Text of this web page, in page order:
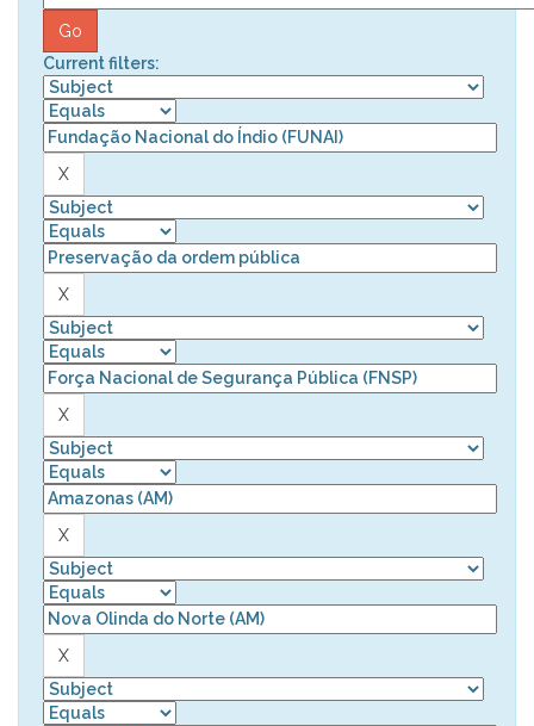
Current filters: